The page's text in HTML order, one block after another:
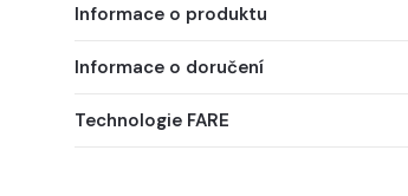
Informace o produktu
Informace o doručení
Technologie FARE